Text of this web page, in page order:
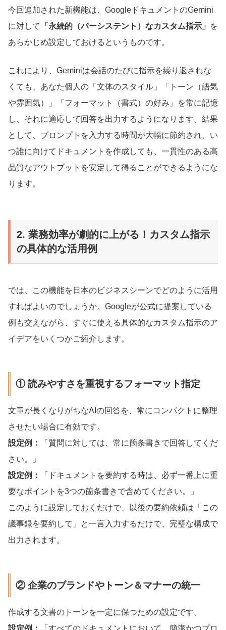
今回追加された新機能は、GoogleドキュメントのGemini
に対して
「永続的（パーシステント）なカスタム指示」
を
あらかじめ設定しておけるというものです。
これにより、Geminiは会話のたびに指示を繰り返されな
くても、あなた個人の「文体のスタイル」「トーン（語気
や雰囲気）」「フォーマット（書式）の好み」を常に記憶
し、それに適応して回答を出力するようになります。結果
として、プロンプトを入力する時間が大幅に節約され、い
つ誰に向けてドキュメントを作成しても、一貫性のある高
品質なアウトプットを安定して得ることができるようにな
ります。
2. 業務効率が劇的に上がる！カスタム指示
の具体的な活用例
では、この機能を日本のビジネスシーンでどのように活用
すればよいのでしょうか。Googleが公式に提案している
例も交えながら、すぐに使える具体的なカスタム指示のア
イデアをいくつかご紹介します。
① 読みやすさを重視するフォーマット指定
文章が長くなりがちなAIの回答を、常にコンパクトに整理
させたい場合に有効です。
設定例：
「質問に対しては、常に箇条書きで回答してくだ
さい。」
設定例：
「ドキュメントを要約する時は、必ず一番上に重
要なポイントを3つの箇条書きで含めてください。」
このように設定しておくだけで、以後の要約依頼は「この
議事録を要約して」と一言入力するだけで、完璧な構成で
出力されます。
② 企業のブランドやトーン＆マナーの統一
作成する文書のトーンを一定に保つための設定です。
設定例：
「すべてのドキュメントにおいて、簡潔かつプロ